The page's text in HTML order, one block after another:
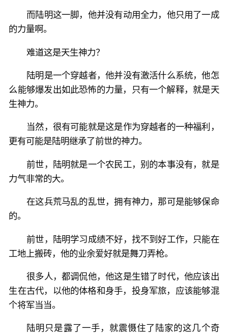
而陆明这一脚，他并没有动用全力，他只用了一成
的力量啊。
难道这是天生神力？
陆明是一个穿越者，他并没有激活什么系统，他怎
么能够爆发出如此恐怖的力量，只有一个解释，就是天
生神力。
当然，很有可能就是这是作为穿越者的一种福利，
更有可能是陆明继承了前世的神力。
前世，陆明就是一个农民工，别的本事没有，就是
力气非常的大。
在这兵荒马乱的乱世，拥有神力，那可是能够保命
的。
前世，陆明学习成绩不好，找不到好工作，只能在
工地上搬砖，他的业余爱好就是舞刀弄枪。
很多人，都调侃他，他这是生错了时代，他应该出
生在古代，以他的体格和身手，投身军旅，应该能够混
个将军当当。
陆明只是露了一手，就震慑住了陆家的这几个奇